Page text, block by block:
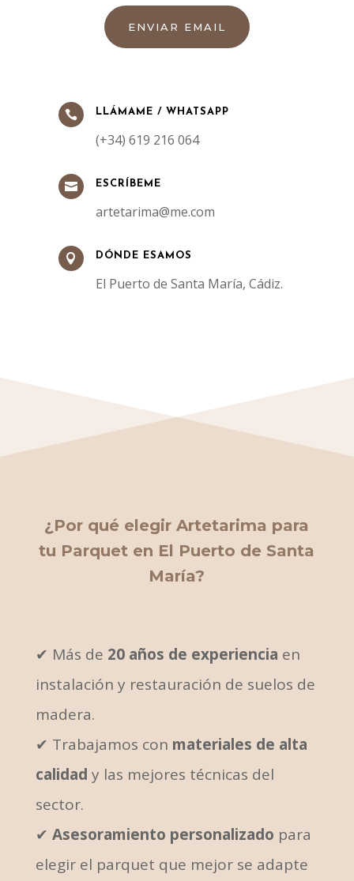
ENVIAR EMAIL
 LLÁMAME / WHATSAPP
(+34) 619 216 064
 ESCRÍBEME
artetarima@me.com
 DÓNDE ESAMOS
El Puerto de Santa María, Cádiz.
¿Por qué elegir Artetarima para
tu Parquet en El Puerto de Santa
María?
✔ Más de 20 años de experiencia en
instalación y restauración de suelos de
madera.
✔ Trabajamos con materiales de alta
calidad y las mejores técnicas del
sector.
✔ Asesoramiento personalizado para
elegir el parquet que mejor se adapte